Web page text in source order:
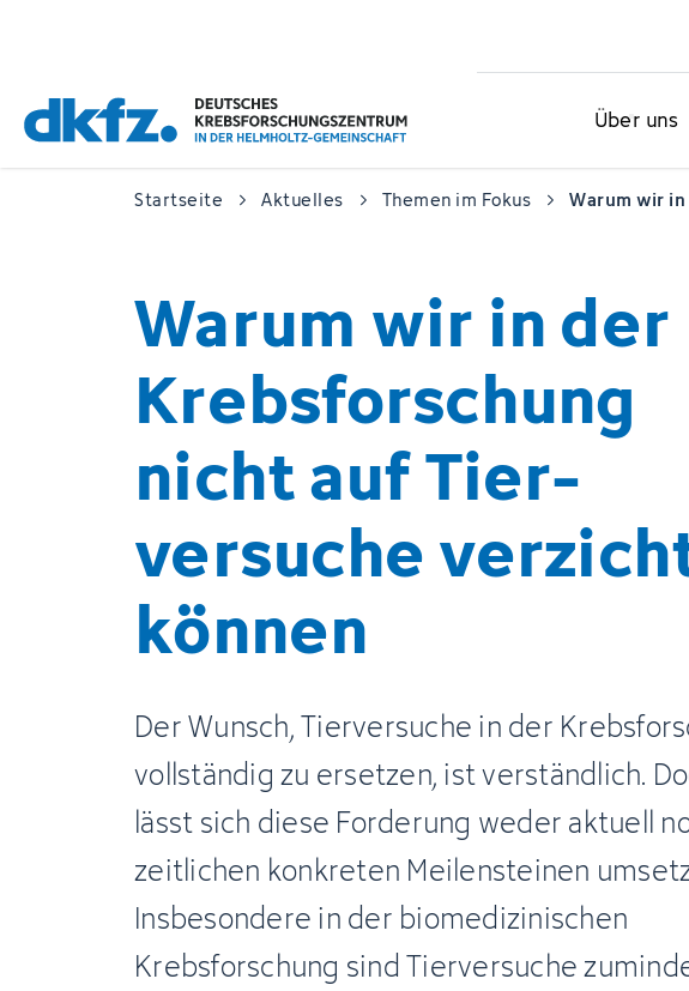
Über uns
Startseite Aktuelles Themen im Fokus Warum wir
Warum wir in der
Krebs­forschung
nicht auf Tier­
versuche
können
Der Wunsch, Tierversuche in der
vollständig zu ersetzen, ist verständlich.
lässt sich diese Forderung weder aktuell
zeitlichen konkreten Meilensteinen
Insbesondere in der biomedizinischen
Krebsforschung sind Tierversuche